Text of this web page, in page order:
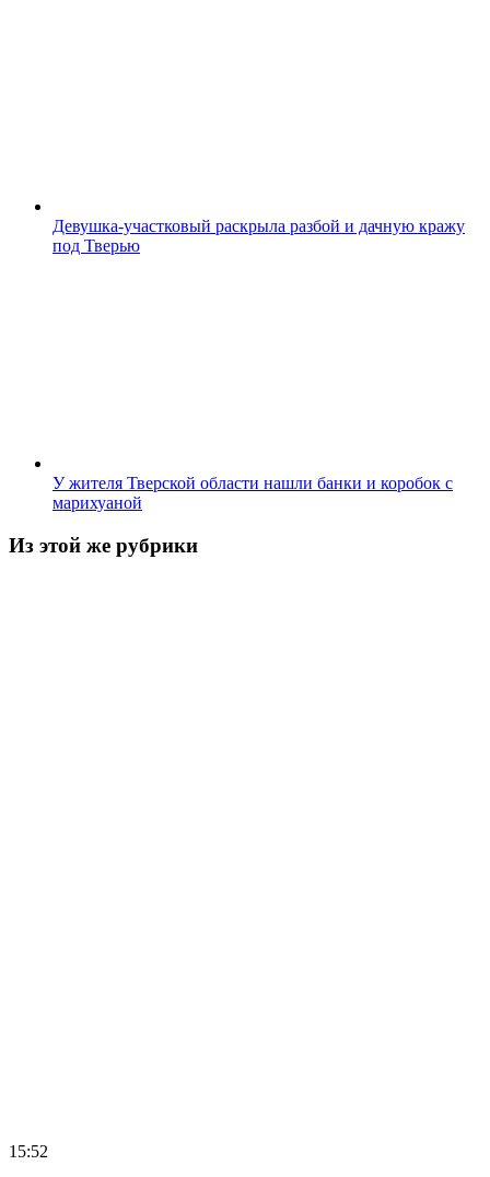
Девушка-участковый раскрыла разбой и дачную кражу
под Тверью
У жителя Тверской области нашли банки и коробок с
марихуаной
Из этой же рубрики
15:52